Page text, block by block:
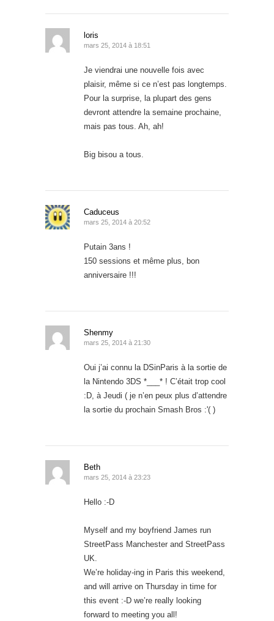
loris
mars 25, 2014 à 18:51
Je viendrai une nouvelle fois avec
plaisir, même si ce n’est pas longtemps.
Pour la surprise, la plupart des gens
devront attendre la semaine prochaine,
mais pas tous. Ah, ah!
Big bisou a tous.
Caduceus
mars 25, 2014 à 20:52
Putain 3ans !
150 sessions et même plus, bon
anniversaire !!!
Shenmy
mars 25, 2014 à 21:30
Oui j’ai connu la DSinParis à la sortie de
la Nintendo 3DS *___* ! C’était trop cool
:D, à Jeudi ( je n’en peux plus d’attendre
la sortie du prochain Smash Bros :'( )
Beth
mars 25, 2014 à 23:23
Hello :-D
Myself and my boyfriend James run
StreetPass Manchester and StreetPass
UK.
We’re holiday-ing in Paris this weekend,
and will arrive on Thursday in time for
this event :-D we’re really looking
forward to meeting you all!